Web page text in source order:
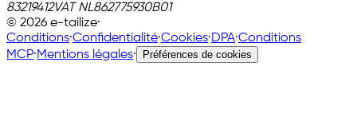
83219412VAT NL862775930B01
© 2026 e-tailize·
Conditions·Confidentialité·Cookies·DPA·Conditions
MCP·Mentions légales· Préférences de cookies